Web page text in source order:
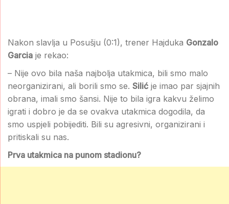
Nakon slavlja u Posušju (0:1), trener Hajduka Gonzalo
Garcia je rekao:
– Nije ovo bila naša najbolja utakmica, bili smo malo
neorganizirani, ali borili smo se. Silić je imao par sjajnih
obrana, imali smo šansi. Nije to bila igra kakvu želimo
igrati i dobro je da se ovakva utakmica dogodila, da
smo uspjeli pobijediti. Bili su agresivni, organizirani i
pritiskali su nas.
Prva utakmica na punom stadionu?